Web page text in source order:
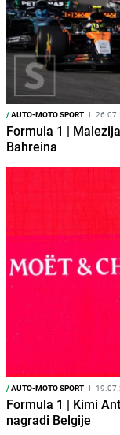
/AUTO-MOTO SPORT I
Formula 1 |
Bahreina
/AUTO-MOTO SPORT I
Formula 1 | Kimi
nagradi Belgije